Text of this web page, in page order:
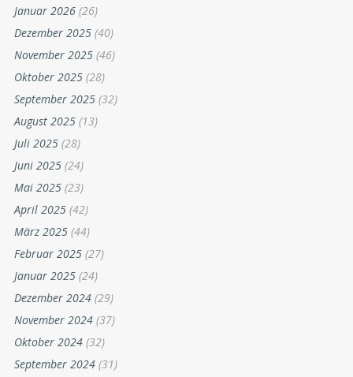
Januar 2026 (26)
Dezember 2025 (40)
November 2025 (46)
Oktober 2025 (28)
September 2025 (32)
August 2025 (13)
Juli 2025 (28)
Juni 2025 (24)
Mai 2025 (23)
April 2025 (42)
März 2025 (44)
Februar 2025 (27)
Januar 2025 (24)
Dezember 2024 (29)
November 2024 (37)
Oktober 2024 (32)
September 2024 (31)